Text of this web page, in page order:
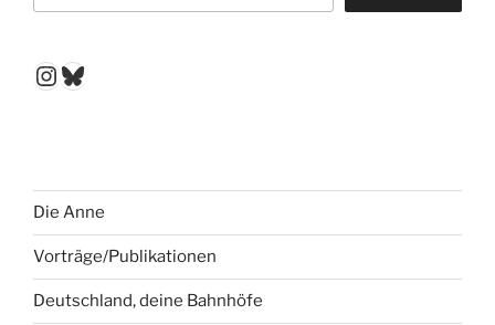
Instagram
Bluesky
Die Anne
Vorträge/Publikationen
Deutschland, deine Bahnhöfe